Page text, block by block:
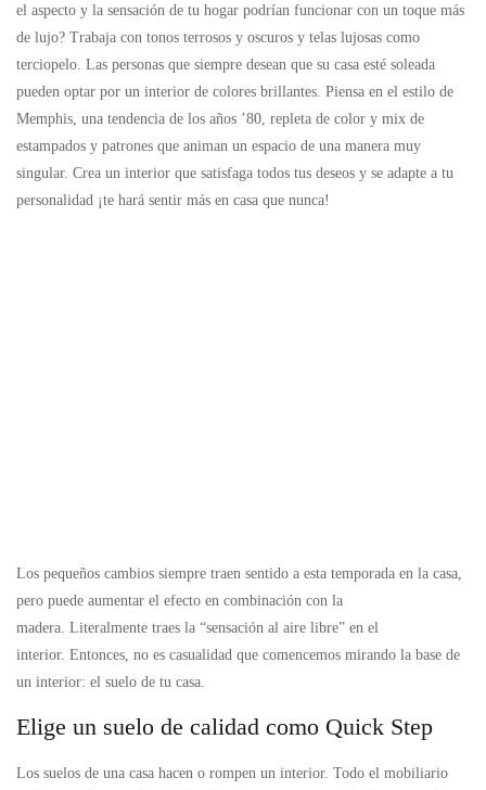
el aspecto y la sensación de tu hogar podrían funcionar con un toque más
de lujo? Trabaja con tonos terrosos y oscuros y telas lujosas como
terciopelo. Las personas que siempre desean que su casa esté soleada
pueden optar por un interior de colores brillantes. Piensa en el estilo de
Memphis, una tendencia de los años ’80, repleta de color y mix de
estampados y patrones que animan un espacio de una manera muy
singular. Crea un interior que satisfaga todos tus deseos y se adapte a tu
personalidad ¡te hará sentir más en casa que nunca!
Los pequeños cambios siempre traen sentido a esta temporada en la casa,
pero puede aumentar el efecto en combinación con la
madera. Literalmente traes la “sensación al aire libre” en el
interior. Entonces, no es casualidad que comencemos mirando la base de
un interior: el suelo de tu casa.
Elige un suelo de calidad como Quick Step
Los suelos de una casa hacen o rompen un interior. Todo el mobiliario